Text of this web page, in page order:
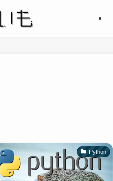
Python